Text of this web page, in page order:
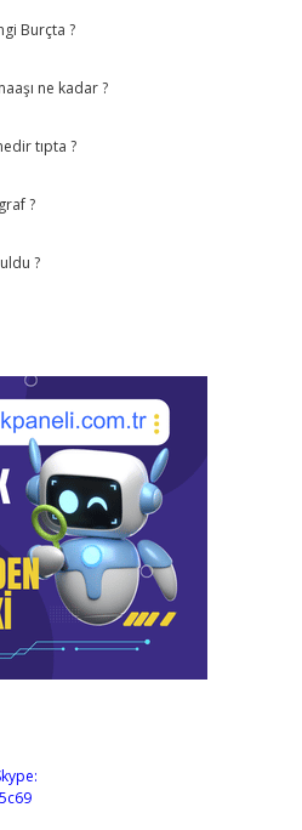
Burçta ?
ne kadar ?
tıpta ?
?
?